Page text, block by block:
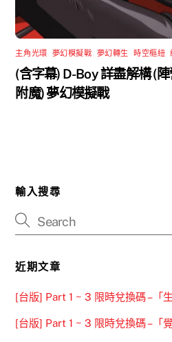
主角光環 夢幻模擬戰 夢幻轉生 時空樞紐 ,
(含字幕) D-Boy 詳盡解構 (
附魔) 夢幻模擬戰
輸入搜尋
近期文章
[台版] Part 1 ~ 3 限時兌換碼 –「
[台版] Part 1 ~ 3 限時兌換碼 –「